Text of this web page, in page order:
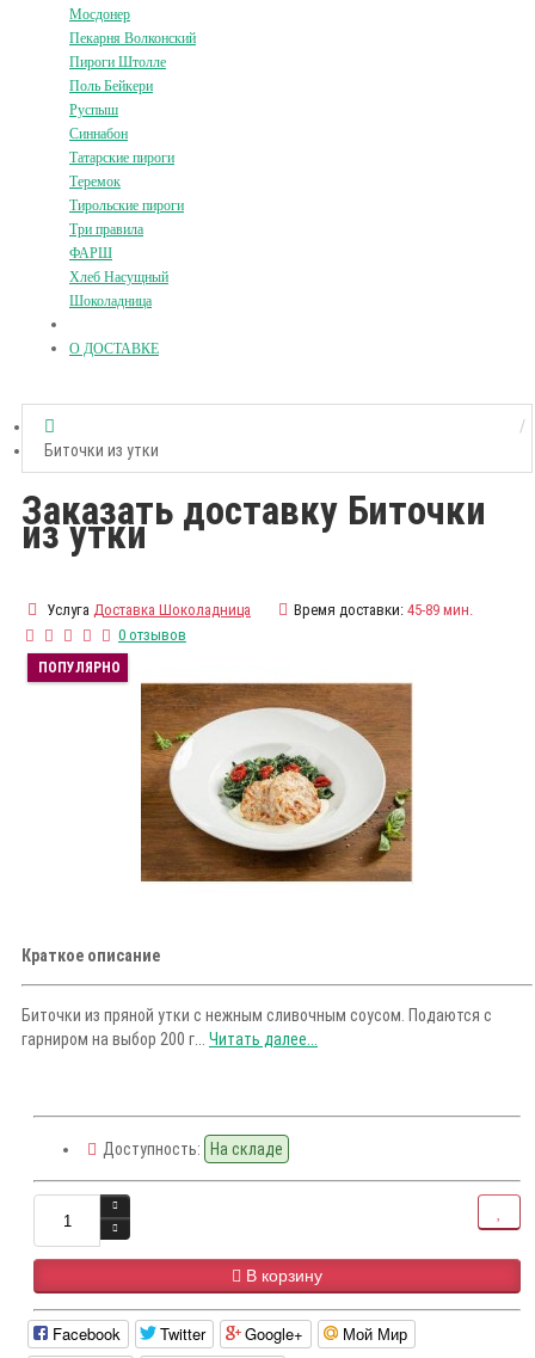
Мосдонер
Пекарня Волконский
Пироги Штолле
Поль Бейкери
Руспыш
Синнабон
Татарские пироги
Теремок
Тирольские пироги
Три правила
ФАРШ
Хлеб Насущный
Шоколадница
О ДОСТАВКЕ
Биточки из утки
Заказать доставку Биточки
из утки
Услуга Доставка Шоколадница Время доставки: 45-89 мин.
0 отзывов
ПОПУЛЯРНО
Краткое описание
Биточки из пряной утки с нежным сливочным соусом. Подаются с
гарниром на выбор 200 г... Читать далее...
Доступность: На складе
В корзину
Facebook Twitter Google+ Мой Мир